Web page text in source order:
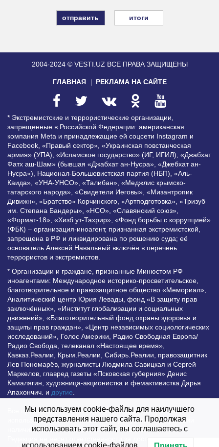
итоги
2004-2024 © VESTI.UZ ВСЕ ПРАВА ЗАЩИЩЕНЫ
ГЛАВНАЯ РЕКЛАМА НА САЙТЕ
* Экстремистские и террористические организации,
запрещенные в Российской Федерации: американская
компания Meta и принадлежащие ей соцсети Instagram и
Facebook, «Правый сектор», «Украинская повстанческая
армия» (УПА), «Исламское государство» (ИГ, ИГИЛ), «Джабхат
Фатх аш-Шам» (бывшая «Джабхат ан-Нусра», «Джебхат ан-
Нусра»), Национал-Большевистская партия (НБП), «Аль-
Каида», «УНА-УНСО», «Талибан», «Меджлис крымско-
татарского народа», «Свидетели Иеговы», «Мизантропик
Дивижн», «Братство» Корчинского, «Артподготовка», «Тризуб
им. Степана Бандеры», «НСО», «Славянский союз»,
«Формат-18», «Хизб ут-Тахрир», «Фонд борьбы с коррупцией»
(ФБК) – организация-иноагент, признанная экстремистской,
запрещена в РФ и ликвидирована по решению суда; её
основатель Алексей Навальный включён в перечень
террористов и экстремистов.
* Организации и граждане, признанные Минюстом РФ
иноагентами: Международное историко-просветительское,
благотворительное и правозащитное общество «Мемориал»,
Аналитический центр Юрия Левады, фонд «В защиту прав
заключённых», «Институт глобализации и социальных
движений», «Благотворительный фонд охраны здоровья и
защиты прав граждан», «Центр независимых социологических
исследований», Голос Америки, Радио Свободная Европа/
Радио Свобода, телеканал «Настоящее время»,
Кавказ.Реалии, Крым.Реалии, Сибирь.Реалии, правозащитник
Лев Пономарёв, журналисты Людмила Савицкая и Сергей
Маркелов, главред газеты «Псковская губерния» Денис
Камалягин, художница-акционистка и фемактивистка Дарья
Апахончич. и другие
Все права защищены и охраняются законом. Любое
использование материалов сайта допустимо при условии
наличия активной гиперссылки на Vesti.UZ.
Редакция не несет ответственности за достоверность
Мы используем cookie-файлы для наилучшего
представления нашего сайта. Продолжая
использовать этот сайт, вы соглашаетесь с